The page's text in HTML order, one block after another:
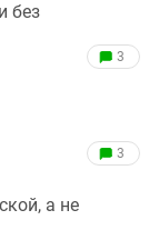
без
3
3
а не